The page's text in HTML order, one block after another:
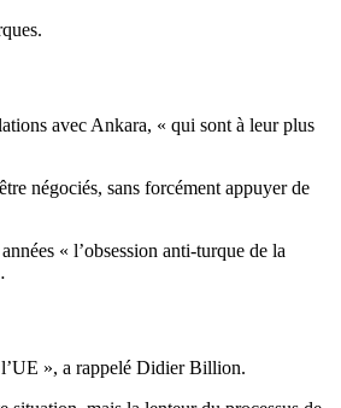
avec Ankara, « qui sont à leur plus
négociés, sans forcément appuyer de
« l’obsession anti-turque de la
l’UE », a rappelé Didier Billion.